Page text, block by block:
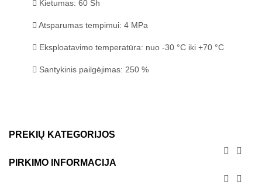
Kietumas: 60 Sh
Atsparumas tempimui: 4 MPa
Eksploatavimo temperatūra: nuo -30 °C iki +70 °C
Santykinis pailgėjimas: 250 %
PREKIŲ KATEGORIJOS


PIRKIMO INFORMACIJA

